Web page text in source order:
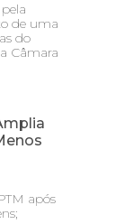
de uma
do
Câmara
após